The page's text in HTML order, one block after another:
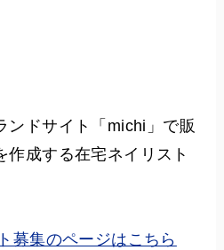
ンドサイト「michi」で販
作成する在宅ネイリスト
募集のページはこちら